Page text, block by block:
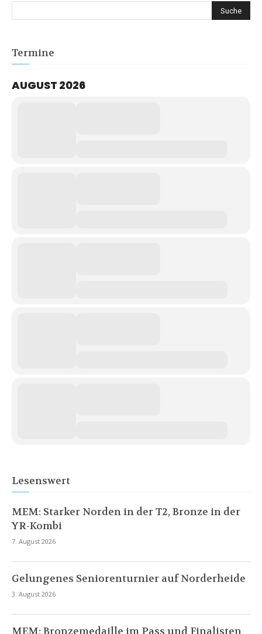
Termine
AUGUST 2026
Lesenswert
MEM: Starker Norden in der T2, Bronze in der
YR-Kombi
7. August 2026
Gelungenes Seniorenturnier auf Norderheide
3. August 2026
MEM: Bronzemedaille im Pass und Finalisten